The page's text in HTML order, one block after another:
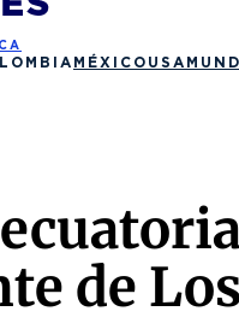
MÉXICO USA
de